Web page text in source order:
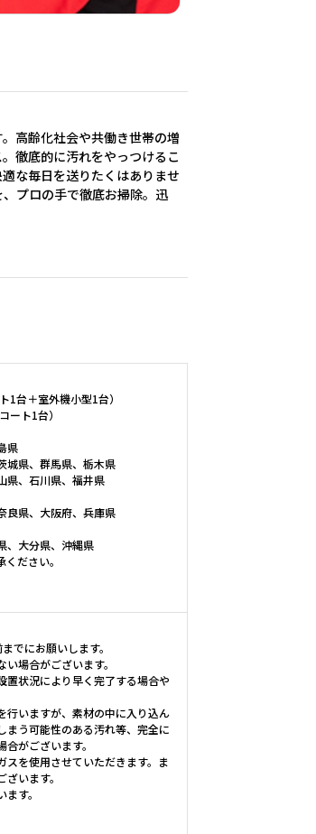
高齢化社会や共働き世帯の増
徹底的に汚れをやっつけるこ
な毎日を送りたくはありませ
プロの手で徹底お掃除。迅
1台＋室外機小型1台）
ート1台）
県
城県、群馬県、栃木県
県、石川県、福井県
良県、大阪府、兵庫県
、大分県、沖縄県
ださい。
でにお願いします。
場合がございます。
状況により早く完了する場合や
いますが、素材の中に入り込ん
まう可能性のある汚れ等、完全に
がございます。
を使用させていただきます。ま
います。
す。